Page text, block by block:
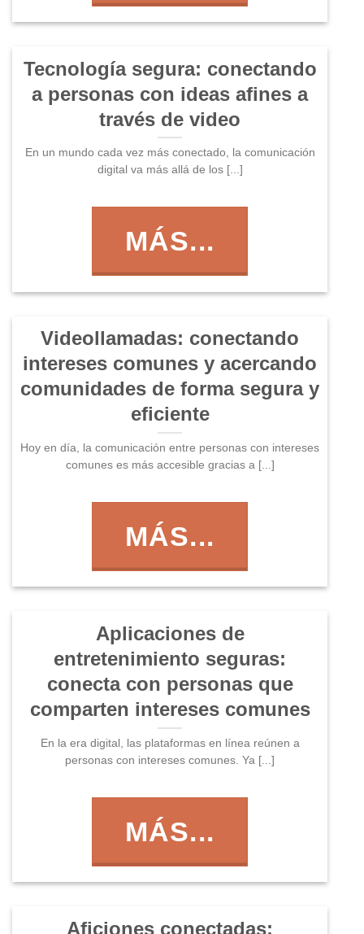
Tecnología segura: conectando
a personas con ideas afines a
través de video
En un mundo cada vez más conectado, la comunicación
digital va más allá de los [...]
MÁS...
Videollamadas: conectando
intereses comunes y acercando
comunidades de forma segura y
eficiente
Hoy en día, la comunicación entre personas con intereses
comunes es más accesible gracias a [...]
MÁS...
Aplicaciones de
entretenimiento seguras:
conecta con personas que
comparten intereses comunes
En la era digital, las plataformas en línea reúnen a
personas con intereses comunes. Ya [...]
MÁS...
Aficiones conectadas: